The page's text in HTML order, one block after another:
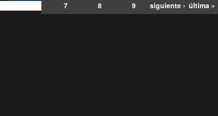
7
8 9 siguiente › última »